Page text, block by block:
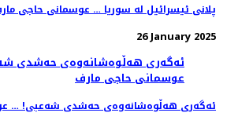
پلانی ئیسرائیل لە سوریا … عوسمانی حاجی
26 January 2025
ئەگەری هەڵوەشانەوەی حەشدی شەعبی! …